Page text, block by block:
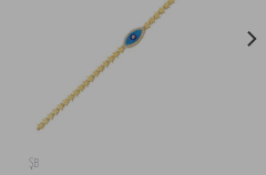
LISTESINE
ŞB